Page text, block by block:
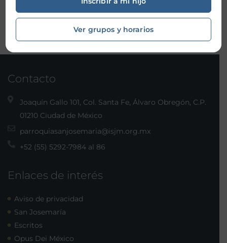
Contacto
Joaquín Gallo 101, Col. Santa Fe, Álvaro Obregón, C.P.
01210 Ciudad de México
parroquiasanjosemaria@isjm.org.mx
+52 (55) 5292-7984 al 86
Enlaces de interés
Aviso de privacidad
San Josemaría
Escritos
Opus Dei México
Ver grupos y horarios